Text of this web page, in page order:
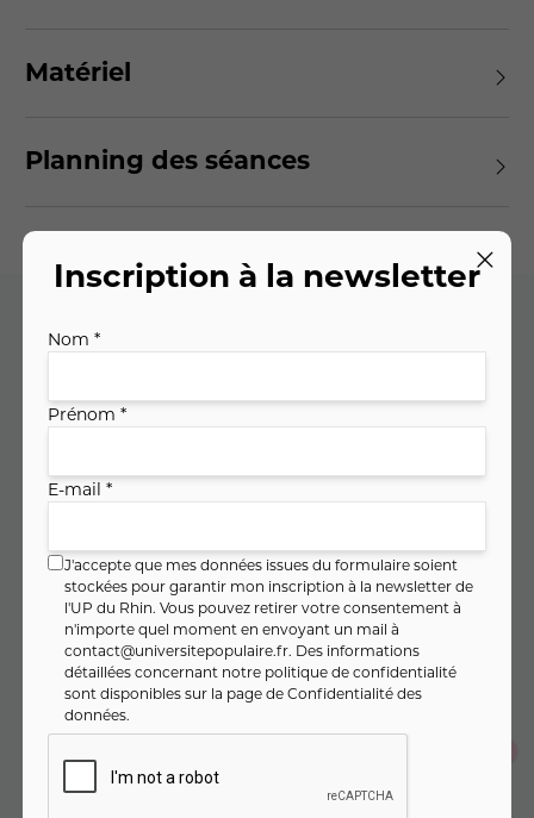
Matériel
Planning des séances
Code cours : 11SL205
soit7
PAIEMENT FRACTIONNÉ
Dès89,67€/ mois pendant 3 mois
Montant total :269,00€
Inscription à la newsletter
Nom *
Prénom *
E-mail *
J'accepte que mes données issues du formulaire soient
stockées pour garantir mon inscription à la newsletter de
l'UP du Rhin. Vous pouvez retirer votre consentement à
n'importe quel moment en envoyant un mail à
contact@universitepopulaire.fr. Des informations
détaillées concernant notre politique de confidentialité
sont disponibles sur la page deConfidentialité des
données.